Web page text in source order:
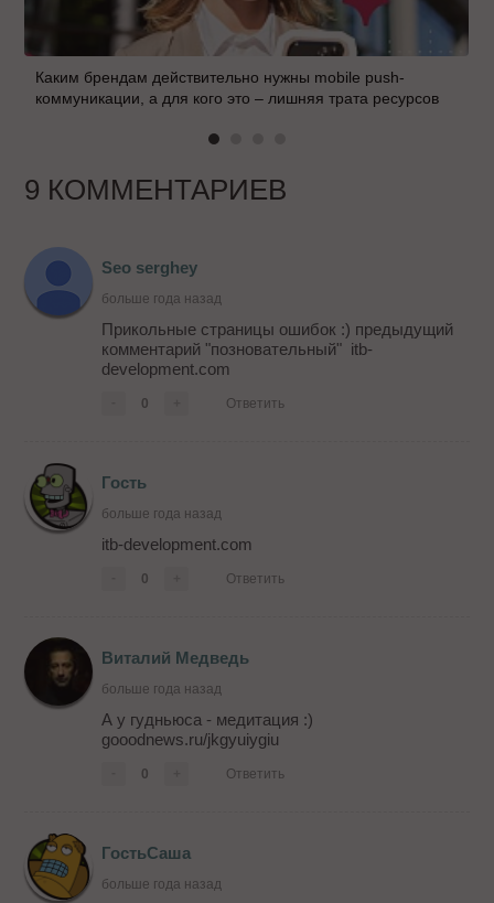
Каким брендам действительно нужны mobile push-
коммуникации, а для кого это – лишняя трата ресурсов
9 КОММЕНТАРИЕВ
Seo serghey
больше года назад
Прикольные страницы ошибок :) предыдущий
комментарий "позновательный" itb-
development.com
0 Ответить
Гость
больше года назад
itb-development.com
0 Ответить
Виталий Медведь
больше года назад
А у гудньюса - медитация :)
gooodnews.ru/jkgyuiygiu
0 Ответить
ГостьСаша
больше года назад